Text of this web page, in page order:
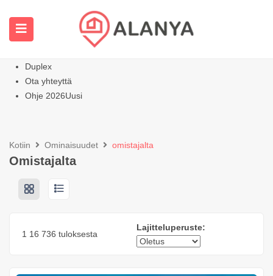
Kaikki ominaisuudet
Kuuma
Duplex
Ota yhteyttä
Ohje 2026Uusi
Kotiin Ominaisuudet omistajalta
Omistajalta
1 16 736 tuloksesta
Lajitteluperuste: